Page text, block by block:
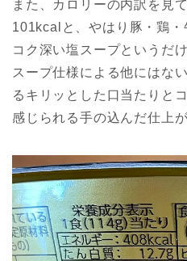
また、カロリーの内訳を見
101kcalと、やはり豚・鶏
コク深い塩スープというだ
スープ仕様による他にはな
るキリッとした口当たりと
感じられる手の込んだ仕上